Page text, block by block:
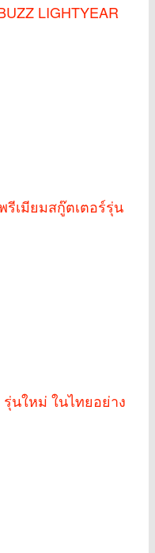
LIGHTYEAR
รีเมียมสกู๊ตเตอร์รุ่น
รุ่นใหม่ ในไทยอย่าง